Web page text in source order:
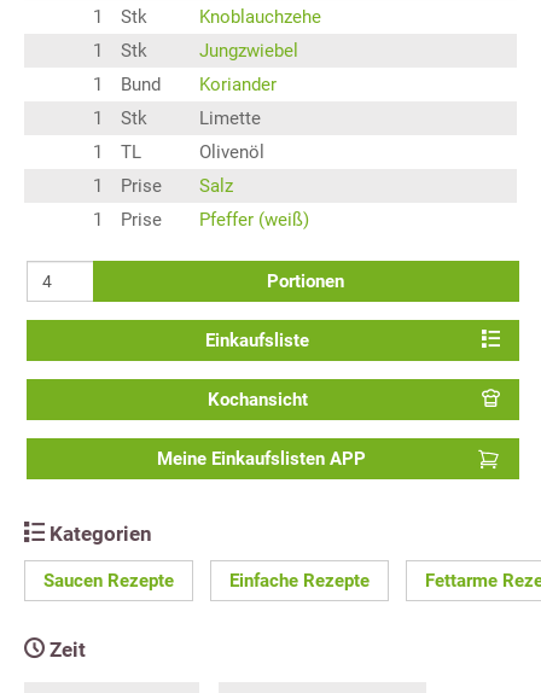
1
Stk
Knoblauchzehe
1
Stk
Jungzwiebel
1
Bund
Koriander
1
Stk
Limette
1
TL
Olivenöl
1
Prise
Salz
1
Prise Pfeffer (weiß)
Portionen
Einkaufsliste
Kochansicht
Meine Einkaufslisten APP
Kategorien
Saucen Rezepte Einfache Rezepte Fettarme
Zeit